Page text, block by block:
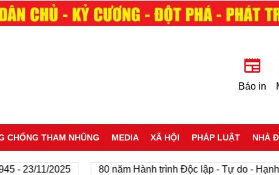
Báo in
CHỐNG THAM NHŨNG MEDIA XÃ HỘI PHÁP LUẬT NHÀ
11/2025 80 năm Hành trình Độc lập - Tự do - Hạnh phúc